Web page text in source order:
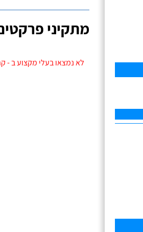
מתקיני
לא נמצאו בעלי מקצוע ב -